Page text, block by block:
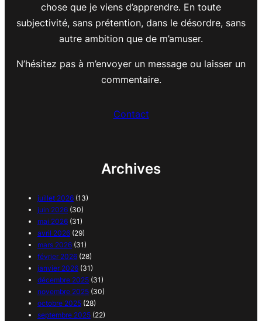
chose que je viens d’apprendre. En toute
subjectivité, sans prétention, dans le désordre, sans
autre ambition que de m’amuser.
N’hésitez pas à m’envoyer un message ou laisser un
commentaire.
Contact
Archives
juillet 2026 (13)
juin 2026 (30)
mai 2026 (31)
avril 2026 (29)
mars 2026 (31)
février 2026 (28)
janvier 2026 (31)
décembre 2025 (31)
novembre 2025 (30)
octobre 2025 (28)
septembre 2025 (22)